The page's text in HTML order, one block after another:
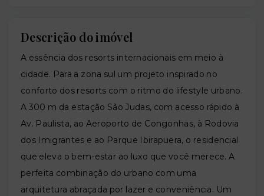
Descrição do imóvel
A essência dos resorts internacionais em meio à
cidade. Para a zona sul um projeto inspirado no
conforto dos resorts com o ritmo do lifestyle urbano.
A 300 m da estação São Judas, com acesso rápido à
Av. Paulista, ao Aeroporto de Congonhas, à Rodovia
dos Imigrantes e ao Parque Ibirapuera, o residencial
que eleva o bem-estar ao luxo que você merece. A
perfeita combinação do urbano com uma
arquitetura abraçada por lazer e conveniência. Um